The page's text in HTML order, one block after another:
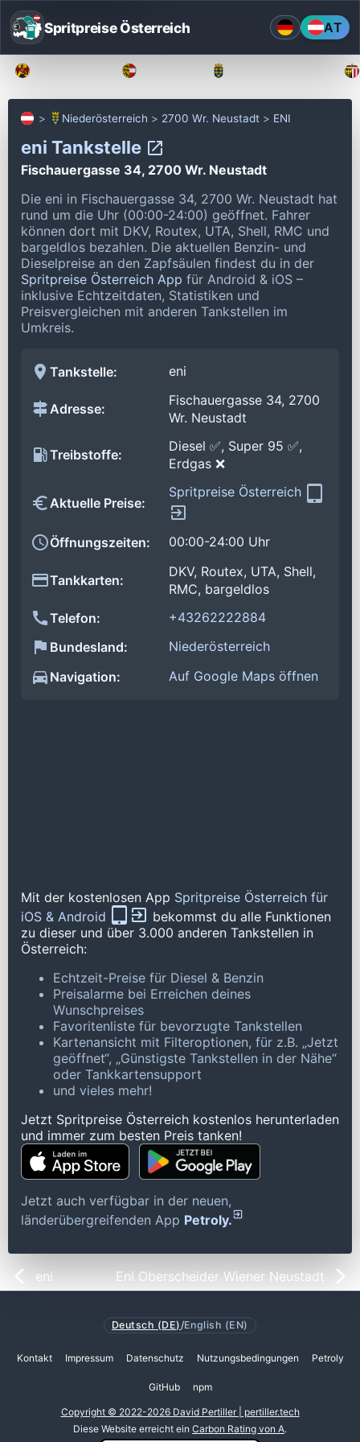
Spritpreise Österreich AT
Niederösterreich 2700 Wr. Neustadt ENI
eni Tankstelle
Fischauergasse 34, 2700 Wr. Neustadt
Die eni in Fischauergasse 34, 2700 Wr. Neustadt hat
rund um die Uhr (00:00-24:00) geöffnet. Fahrer
können dort mit DKV, Routex, UTA, Shell, RMC und
bargeldlos bezahlen. Die aktuellen Benzin- und
Dieselpreise an den Zapfsäulen findest du in der
Spritpreise Österreich App für Android & iOS –
inklusive Echtzeitdaten, Statistiken und
Preisvergleichen mit anderen Tankstellen im
Umkreis.
Tankstelle: eni
Adresse:
Fischauergasse 34, 2700
Wr. Neustadt
Treibstoffe:
Diesel ✅, Super 95 ✅,
Erdgas ❌
Aktuelle Preise:
Spritpreise Österreich
Öffnungszeiten: 00:00-24:00 Uhr
Tankkarten:
DKV, Routex, UTA, Shell,
RMC, bargeldlos
Telefon:
+43262222884
Bundesland:
Niederösterreich
Navigation:
Auf Google Maps öffnen
Mit der kostenlosen App Spritpreise Österreich für
iOS & Android
bekommst du alle Funktionen
zu dieser und über 3.000 anderen Tankstellen in
Österreich:
Echtzeit-Preise für Diesel & Benzin
Preisalarme bei Erreichen deines
Wunschpreises
Favoritenliste für bevorzugte Tankstellen
Kartenansicht mit Filteroptionen, für z.B. „Jetzt
geöffnet“, „Günstigste Tankstellen in der Nähe“
oder Tankkartensupport
und vieles mehr!
Jetzt Spritpreise Österreich kostenlos herunterladen
und immer zum besten Preis tanken!
Jetzt auch verfügbar in der neuen,
länderübergreifenden App Petroly.
eni Eni Oberscheider Wiener Neustadt
Deutsch (DE)/English (EN)
Kontakt Impressum Datenschutz Nutzungsbedingungen Petroly
GitHub npm
Copyright © 2022-2026 David Pertiller | pertiller.tech
Diese Website erreicht ein Carbon Rating von A.